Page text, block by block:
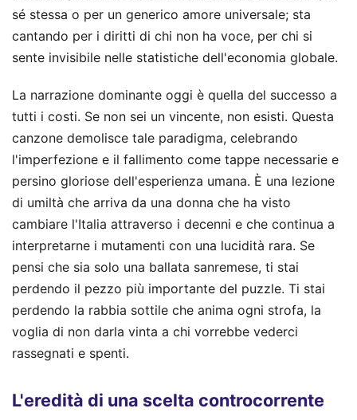
sé stessa o per un generico amore universale; sta
cantando per i diritti di chi non ha voce, per chi si
sente invisibile nelle statistiche dell'economia globale.
La narrazione dominante oggi è quella del successo a
tutti i costi. Se non sei un vincente, non esisti. Questa
canzone demolisce tale paradigma, celebrando
l'imperfezione e il fallimento come tappe necessarie e
persino gloriose dell'esperienza umana. È una lezione
di umiltà che arriva da una donna che ha visto
cambiare l'Italia attraverso i decenni e che continua a
interpretarne i mutamenti con una lucidità rara. Se
pensi che sia solo una ballata sanremese, ti stai
perdendo il pezzo più importante del puzzle. Ti stai
perdendo la rabbia sottile che anima ogni strofa, la
voglia di non darla vinta a chi vorrebbe vederci
rassegnati e spenti.
L'eredità di una scelta controcorrente